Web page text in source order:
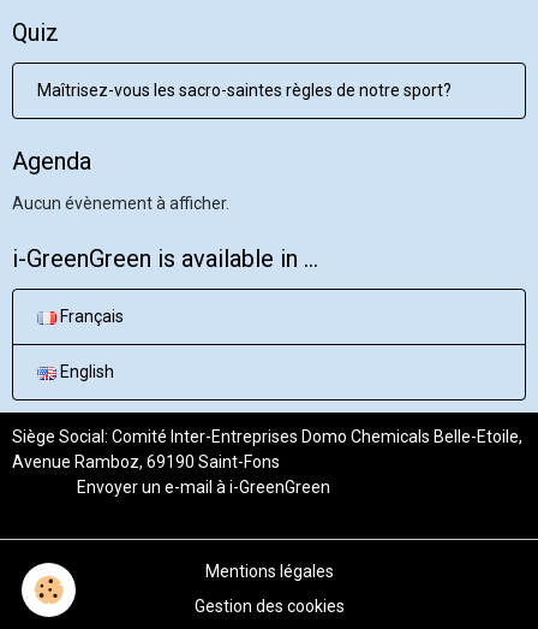
Quiz
Maîtrisez-vous les sacro-saintes règles de notre sport?
Agenda
Aucun évènement à afficher.
i-GreenGreen is available in ...
Français
English
Siège Social: Comité Inter-Entreprises Domo Chemicals Belle-Etoile,
Avenue Ramboz, 69190 Saint-Fons
Envoyer un e-mail à i-GreenGreen
Mentions légales
Gestion des cookies